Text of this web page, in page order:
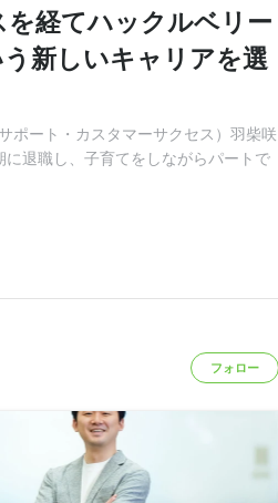
経てハックルベリー
新しいキャリアを選
ポート・カスタマーサクセス）羽柴咲
退職し、子育てをしながらパートで
フォロー